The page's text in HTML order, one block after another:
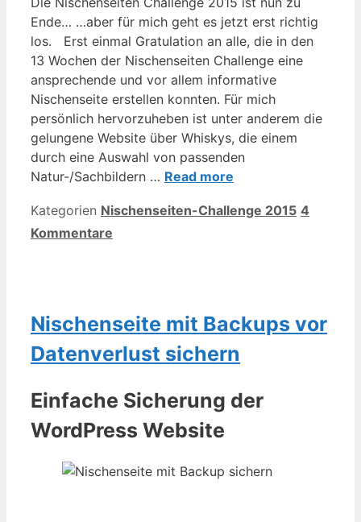
Ende… …aber für mich geht es jetzt erst richtig
los. Erst einmal Gratulation an alle, die in den
13 Wochen der Nischenseiten Challenge eine
ansprechende und vor allem informative
Nischenseite erstellen konnten. Für mich
persönlich hervorzuheben ist unter anderem die
gelungene Website über Whiskys, die einem
durch eine Auswahl von passenden
Natur-/Sachbildern … Read more
Kategorien Nischenseiten-Challenge 2015 4
Kommentare
Nischenseite mit Backups vor
Datenverlust sichern
Einfache Sicherung der
WordPress Website